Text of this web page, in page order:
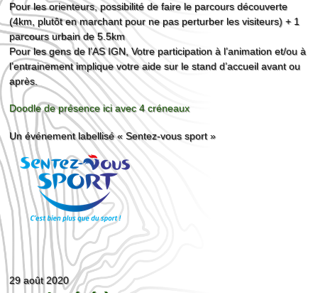
Pour les orienteurs, possibilité de faire le parcours découverte
(4km, plutôt en marchant pour ne pas perturber les visiteurs) + 1
parcours urbain de 5.5km
Pour les gens de l’AS IGN, Votre participation à l’animation et/ou à
l’entrainement implique votre aide sur le stand d’accueil avant ou
après.
Doodle de présence ici avec 4 créneaux
Un événement labellisé « Sentez-vous sport »
29 août 2020